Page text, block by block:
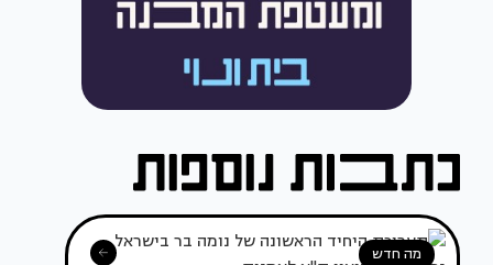
מה חדש